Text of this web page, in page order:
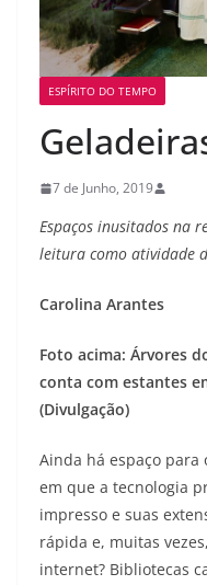
ESPÍRITO DO TEMPO
7 de Junho, 2019
Espaços inusitados na
leitura como atividade
Carolina Arantes
Foto acima: Árvores
conta com estantes
(Divulgação)
Ainda há espaço
em que a tecnologia
impresso e suas
rápida e, muitas
internet? Bibliotecas